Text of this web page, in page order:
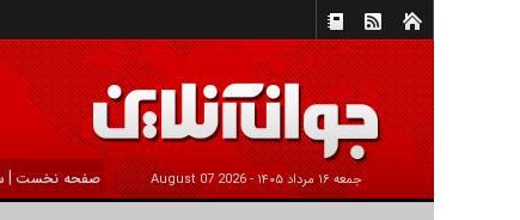
جمعه ۱۶ مرداد ۱۴۰۵ - 2026 August 07 صفحه نخست |